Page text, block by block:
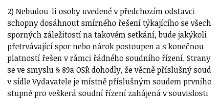
2) Nebudou-li osoby uvedené v předchozím odstavci
schopny dosáhnout smírného řešení týkajícího se všech
sporných záležitostí na takovém setkání, bude jakýkoli
přetrvávající spor nebo nárok postoupen a s konečnou
platností řešen v rámci řádného soudního řízení. Strany
se ve smyslu § 89a OSŘ dohodly, že věcně příslušný soud
v sídle Vydavatele je místně příslušným soudem prvního
stupně pro veškerá soudní řízení zahájená v souvislosti